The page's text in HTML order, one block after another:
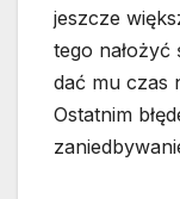
jeszcze
tego
dać mu czas
Ostatnim